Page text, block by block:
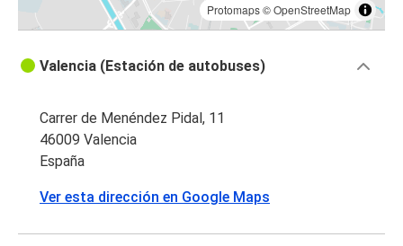
Protomaps©OpenStreetMap
Valencia (Estación de autobuses)
Carrer de Menéndez Pidal, 11
46009 Valencia
España
Ver esta dirección en Google Maps